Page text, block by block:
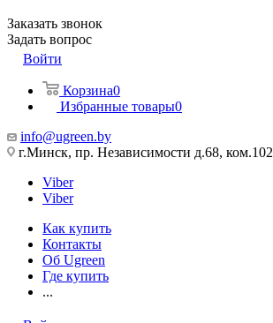
Заказать звонок
Задать вопрос
Войти
Корзина0
Избранные товары0
info@ugreen.by
г.Минск, пр. Независимости д.68, ком.102
Viber
Viber
Как купить
Контакты
Об Ugreen
Где купить
...